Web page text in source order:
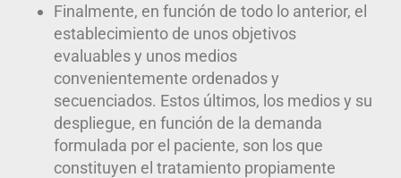
Finalmente, en función de todo lo anterior, el
establecimiento de unos objetivos
evaluables y unos medios
convenientemente ordenados y
secuenciados. Estos últimos, los medios y su
despliegue, en función de la demanda
formulada por el paciente, son los que
constituyen el tratamiento propiamente